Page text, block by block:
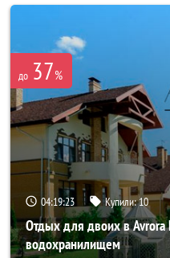
до 37%
04:19:23 Купили:10
Отдых для двоих в Avrora
водохранилищем